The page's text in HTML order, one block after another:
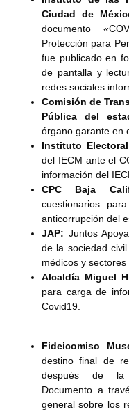
Ciudad de
documento
Protección para
fue publicado en
de pantalla y
redes sociales
Comisión de
Pública del
órgano garante en
Instituto
del IECM ante el
información del
CPC Baja
cuestionarios
anticorrupción del
JAP: Juntos
de la sociedad
médicos y
Alcaldía Miguel
para carga de
Covid19.
Fideicomiso
destino final de
después de la
Documento a
general sobre los